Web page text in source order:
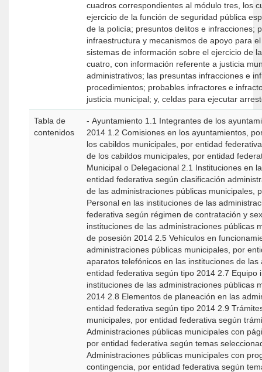
cuadros correspondientes al módulo tres, los
ejercicio de la función de seguridad pública
de la policía; presuntos delitos e infracciones;
infraestructura y mecanismos de apoyo para
sistemas de información sobre el ejercicio de la función. • Nueve
cuatro, con información referente a justicia
administrativos; las presuntas infracciones e
procedimientos; probables infractores e
justicia municipal; y, celdas para ejecutar
Tabla de
contenidos
- Ayuntamiento 1.1 Integrantes de los ayuntamientos, por entidad federativa según sexo
2014 1.2 Comisiones en los ayuntamientos,
los cabildos municipales, por entidad
de los cabildos municipales, por entidad federativa 2013 y 2014
Municipal o Delegacional 2.1 Instituciones en las administraciones públicas municipales, por
entidad federativa según clasificación
de las administraciones públicas municipales,
Personal en las instituciones de las
federativa según régimen de contratación y
instituciones de las administraciones públicas
de posesión 2014 2.5 Vehículos en
administraciones públicas municipales, por
aparatos telefónicos en las instituciones de
entidad federativa según tipo 2014 2.7
instituciones de las administraciones públicas
2014 2.8 Elementos de planeación en las
entidad federativa según tipo 2014 2.9
municipales, por entidad federativa según
Administraciones públicas municipales con
por entidad federativa según temas
Administraciones públicas municipales con
contingencia, por entidad federativa según